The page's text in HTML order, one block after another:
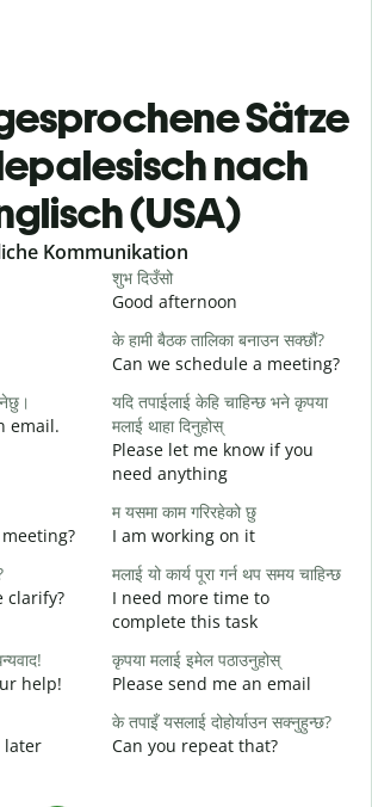
Sätze
nach
(USA)
Kommunikation
शुभ दिउँसो
Good afternoon
के हामी बैठक तालिका बनाउन सक्छौं?
Can we schedule a meeting?
email.
यदि तपाईलाई केहि चाहिन्छ भने कृपया
मलाई थाहा दिनुहोस्
Please let me know if you
need anything
म यसमा काम गरिरहेको छु
I am working on it
clarify?
मलाई यो कार्य पूरा गर्न थप समय चाहिन्छ
I need more time to
complete this task
help!
कृपया मलाई इमेल पठाउनुहोस्
Please send me an email
later
के तपाइँ यसलाई दोहोर्याउन सक्नुहुन्छ?
Can you repeat that?